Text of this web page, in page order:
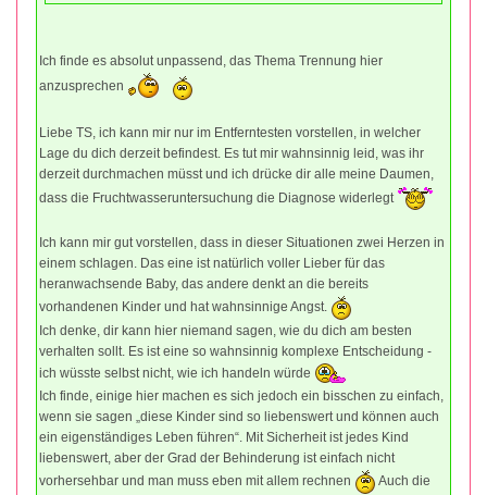
Ich finde es absolut unpassend, das Thema Trennung hier
anzusprechen
Liebe TS, ich kann mir nur im Entferntesten vorstellen, in welcher
Lage du dich derzeit befindest. Es tut mir wahnsinnig leid, was ihr
derzeit durchmachen müsst und ich drücke dir alle meine Daumen,
dass die Fruchtwasseruntersuchung die Diagnose widerlegt
Ich kann mir gut vorstellen, dass in dieser Situationen zwei Herzen in
einem schlagen. Das eine ist natürlich voller Lieber für das
heranwachsende Baby, das andere denkt an die bereits
vorhandenen Kinder und hat wahnsinnige Angst.
Ich denke, dir kann hier niemand sagen, wie du dich am besten
verhalten sollt. Es ist eine so wahnsinnig komplexe Entscheidung -
ich wüsste selbst nicht, wie ich handeln würde
Ich finde, einige hier machen es sich jedoch ein bisschen zu einfach,
wenn sie sagen „diese Kinder sind so liebenswert und können auch
ein eigenständiges Leben führen“. Mit Sicherheit ist jedes Kind
liebenswert, aber der Grad der Behinderung ist einfach nicht
vorhersehbar und man muss eben mit allem rechnen
Auch die